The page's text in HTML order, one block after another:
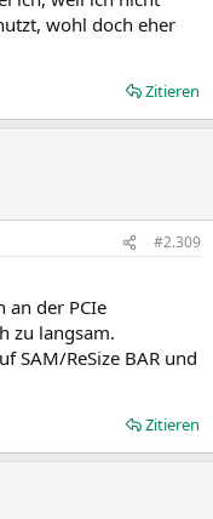
wohl doch eher
Zitieren
#2.309
an der PCIe
zu langsam.
SAM/ReSize BAR und
Zitieren